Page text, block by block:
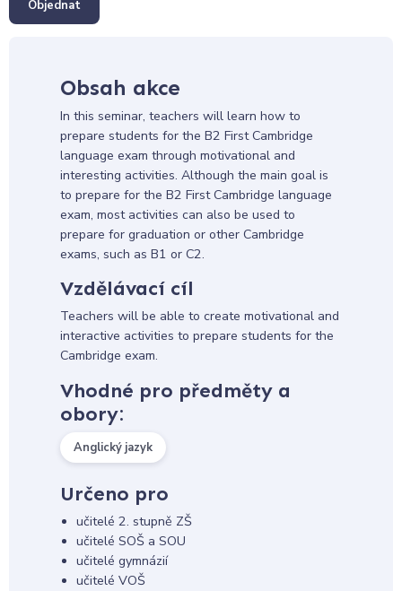
Objednat
Obsah akce
In this seminar, teachers will learn how to
prepare students for the B2 First Cambridge
language exam through motivational and
interesting activities. Although the main goal is
to prepare for the B2 First Cambridge language
exam, most activities can also be used to
prepare for graduation or other Cambridge
exams, such as B1 or C2.
Vzdělávací cíl
Teachers will be able to create motivational and
interactive activities to prepare students for the
Cambridge exam.
Vhodné pro předměty a
obory:
Anglický jazyk
Určeno pro
učitelé 2. stupně ZŠ
učitelé SOŠ a SOU
učitelé gymnázií
učitelé VOŠ